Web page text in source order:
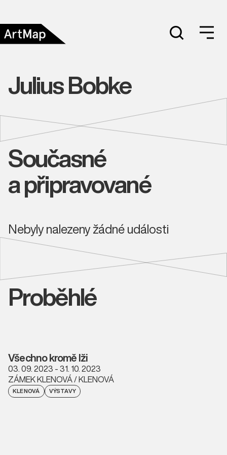
Julius Bobke
Současné
a připravované
Nebyly nalezeny žádné události
Proběhlé
Všechno kromě lži
03. 09. 2023 - 31. 10. 2023
ZÁMEK KLENOVÁ / KLENOVÁ
KLENOVÁ VÝSTAVY